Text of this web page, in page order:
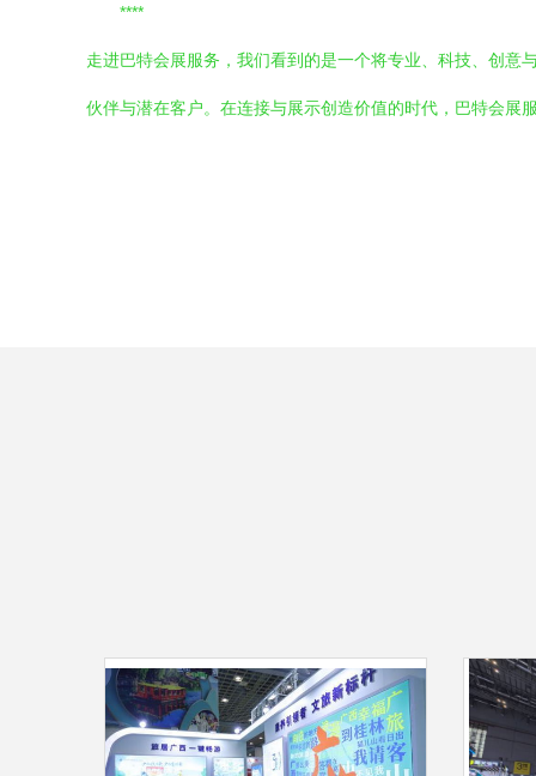
****
走进巴特会展服务，我们看到的是一个将专业、科技、创意
伙伴与潜在客户。在连接与展示创造价值的时代，巴特会展